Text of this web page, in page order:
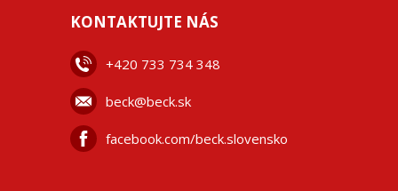
KONTAKTUJTE NÁS
+420 733 734 348
beck@beck.sk
facebook.com/beck.slovensko